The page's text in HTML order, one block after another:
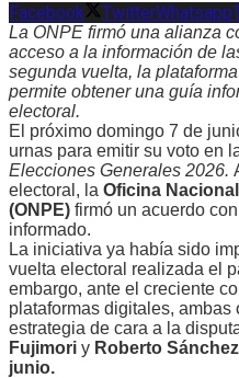
Facebook TwitterWhatsapp
La ONPE firmó una alianza
acceso a la información de
segunda vuelta, la
permite obtener una guía
electoral.
El próximo domingo 7 de
urnas para emitir su voto en
Elecciones Generales 2026.
electoral, la Oficina
(ONPE) firmó un acuerdo con
informado.
La iniciativa ya había sido
vuelta electoral realizada el
embargo, ante el creciente
plataformas digitales,
estrategia de cara a la
Fujimori y Roberto Sánchez
junio.